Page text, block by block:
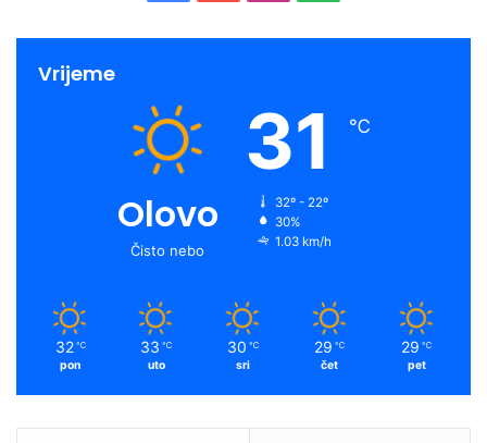
Vrijeme
Olovo
Čisto nebo
31 ℃
32º - 22º
30%
1.03 km/h
32 ℃
pon
33 ℃
uto
30 ℃
sri
29 ℃
čet
29 ℃
pet